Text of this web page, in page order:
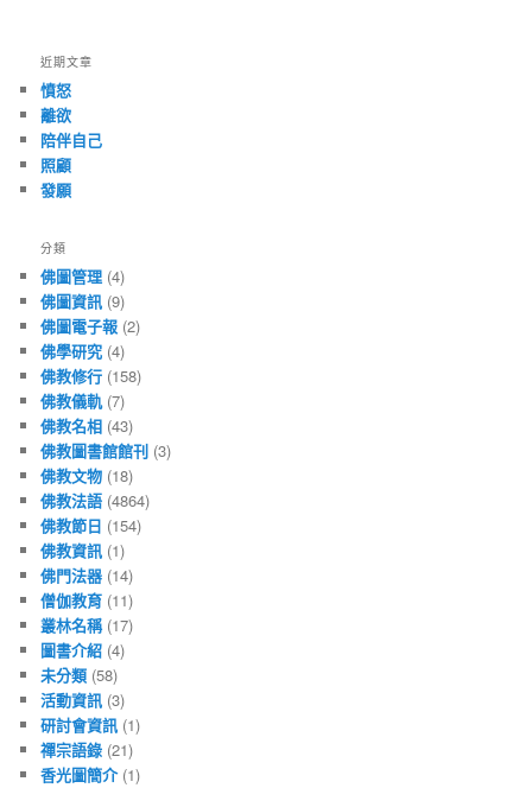
近期文章
憤怒
離欲
陪伴自己
照顧
發願
分類
佛圖管理 (4)
佛圖資訊 (9)
佛圖電子報 (2)
佛學研究 (4)
佛教修行 (158)
佛教儀軌(7)
佛教名相 (43)
佛教圖書館館刊 (3)
佛教文物 (18)
佛教法語 (4864)
佛教節日 (154)
佛教資訊 (1)
佛門法器 (14)
僧伽教育 (11)
叢林名稱(17)
圖書介紹 (4)
未分類 (58)
活動資訊 (3)
研討會資訊 (1)
禪宗語錄 (21)
香光圖簡介(1)